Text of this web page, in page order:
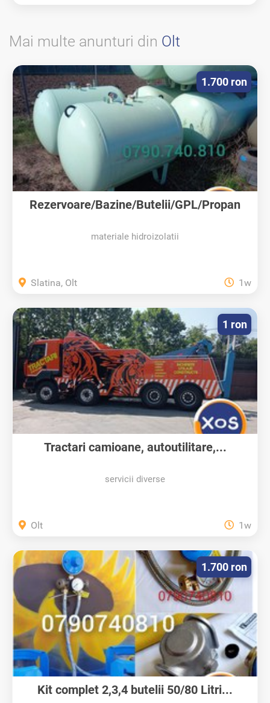
Mai multe anunturi din Olt
Rezervoare/Bazine/Butelii/GPL/Propan
materiale hidroizolatii
1.700 ron
Slatina, Olt 1w
Tractari camioane, autoutilitare,...
servicii diverse
1 ron
Olt 1w
Kit complet 2,3,4 butelii 50/80 Litri...
1.700 ron